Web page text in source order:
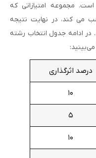
مجموعه امتیازاتی که
می کند، در نهایت نتیجه
ادامه جدول انتخاب رشته
درصد اثرگذاری
۱۰
۵
۱۰